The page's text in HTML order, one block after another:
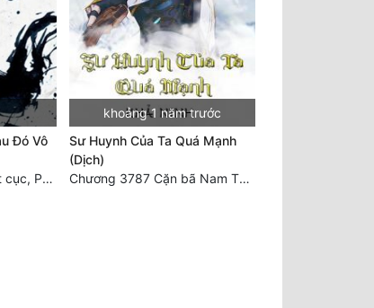
Đó Vô
Chương 2511 - Đại kết cục, Phiên ngoại thiên: Chư thiên quy nhất giới, vĩnh hằng thế giới. Hết!
khoảng 1 năm trước
Sư Huynh Của Ta Quá Mạnh
(Dịch)
Chương 3787 Cặn bã Nam Thiên Đạo